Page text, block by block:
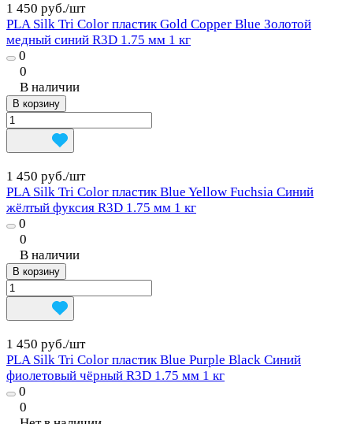
1 450 руб./шт
PLA Silk Tri Color пластик Gold Copper Blue Золотой
медный синий R3D 1.75 мм 1 кг
0
0
В наличии
В корзину
1 450 руб./шт
PLA Silk Tri Color пластик Blue Yellow Fuchsia Синий
жёлтый фуксия R3D 1.75 мм 1 кг
0
0
В наличии
В корзину
1 450 руб./шт
PLA Silk Tri Color пластик Blue Purple Black Синий
фиолетовый чёрный R3D 1.75 мм 1 кг
0
0